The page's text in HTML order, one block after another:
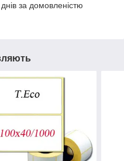
за домовленістю